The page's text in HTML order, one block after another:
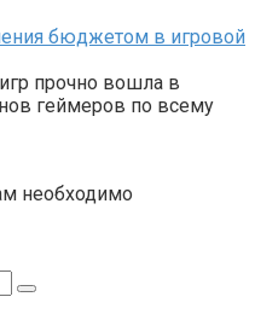
бюджетом в игровой
прочно вошла в
геймеров по всему
необходимо